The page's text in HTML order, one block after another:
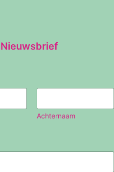
Achternaam